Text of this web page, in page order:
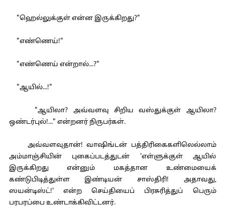
"ஹெல்லுக்குள் என்ன இருக்கிறது?"
"எண்ணெய்!"
"எண்ணெய் என்றால்...?"
"ஆயில்...!"
"ஆயிலா? அவ்வளவு சிறிய வஸ்துக்குள் ஆயிலா?
ஒண்டர்புல்!..." என்றனர் நிருபர்கள்.
அவ்வளவுதான்! வாஷிங்டன் பத்திரிகைகளிலெல்லாம்
அம்மாஞ்சியின் புகைப்படத்துடன் 'எள்ளுக்குள் ஆயில்
இருக்கிறது என்னும் மகத்தான உண்மையைக்
கண்டுபிடித்துள்ள இண்டியன் சாஸ்திரி! அதாவது,
ஸயன்டிஸ்ட்!' என்ற செய்தியைப் பிரசுரித்துப் பெரும்
பரபரப்பை உண்டாக்கிவிட்டனர்.